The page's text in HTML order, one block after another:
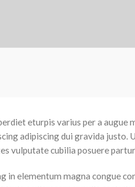
eturpis varius per a
adipiscing dui gravida
vulputate cubilia posuere
in elementum magna congue